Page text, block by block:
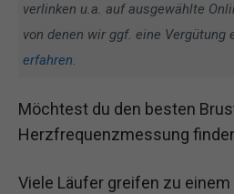
verlinken u.a. auf ausgewählte
von denen wir ggf. eine Vergütung
erfahren.
Möchtest du den besten
Herzfrequenzmessung
Viele Läufer greifen zu